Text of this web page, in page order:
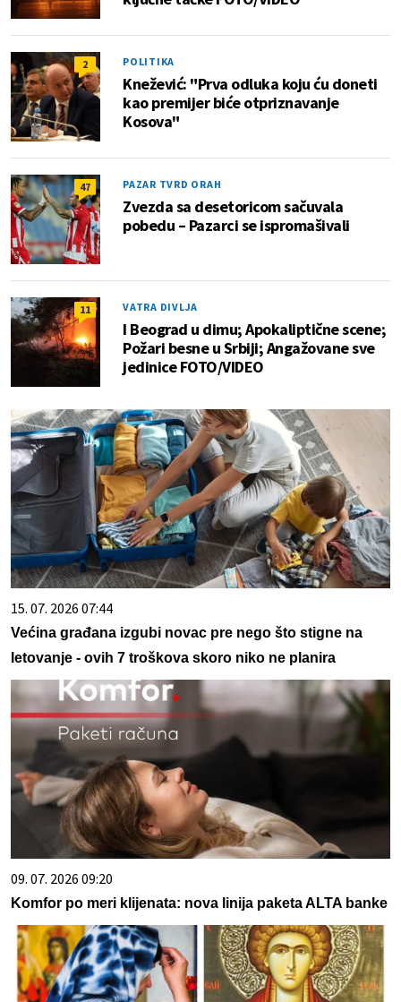
2 POLITIKA
Knežević: "Prva odluka koju ću doneti
kao premijer biće otpriznavanje
Kosova"
47 PAZAR TVRD ORAH
Zvezda sa desetoricom sačuvala
pobedu – Pazarci se ispromašivali
11 VATRA DIVLJA
I Beograd u dimu; Apokaliptične scene;
Požari besne u Srbiji; Angažovane sve
jedinice FOTO/VIDEO
15. 07. 2026 07:44
Većina građana izgubi novac pre nego što stigne na
letovanje - ovih 7 troškova skoro niko ne planira
09. 07. 2026 09:20
Komfor po meri klijenata: nova linija paketa ALTA banke